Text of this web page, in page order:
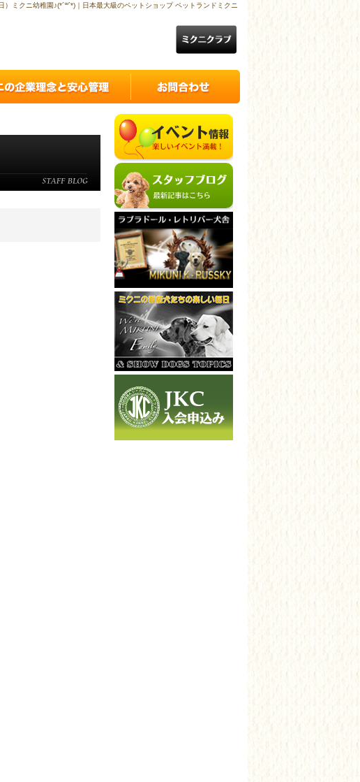
）ミクニ幼稚園♪(*´꒳`*)｜日本最大級のペットショップ ペットランドミクニ